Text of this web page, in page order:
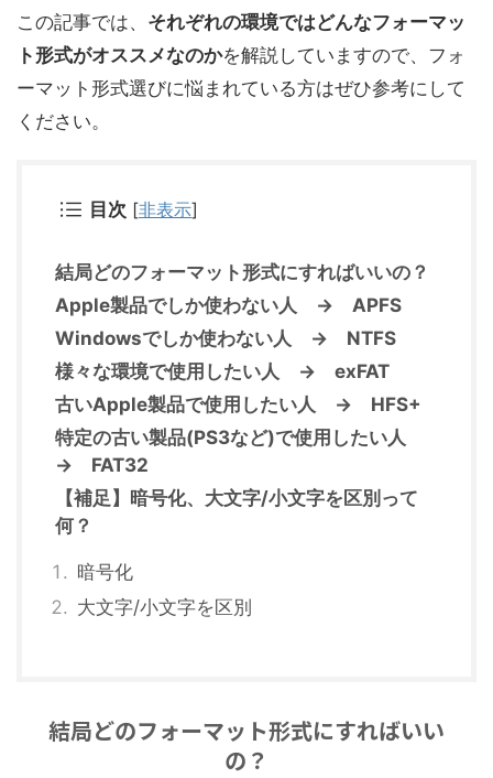
この記事では、 それぞれの環境ではどんなフォーマッ
ト形式がオススメなのかを解説していますので、フォ
ーマット形式選びに悩まれている方はぜひ参考にして
ください。
目次 [非表示]
結局どのフォーマット形式にすればいいの？
Apple製品でしか使わない人 → APFS
Windowsでしか使わない人 → NTFS
様々な環境で使用したい人 → exFAT
古いApple製品で使用したい人 → HFS+
特定の古い製品(PS3など)で使用したい人
→ FAT32
【補足】暗号化、大文字/小文字を区別って
何？
暗号化
大文字/小文字を区別
結局どのフォーマット形式にすればいい
の？